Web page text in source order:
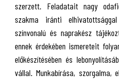
szerzett. Feladatait nagy
szakma iránti
színvonalú és naprakész
ennek érdekében ismereteit
előkészítésében és
vállal. Munkabírása, szorgalma,